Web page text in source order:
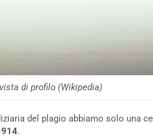
di profilo (Wikipedia)
del plagio abbiamo solo una
914.